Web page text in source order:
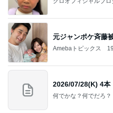
元ジャンポケ斉藤
Amebaトピックス
2026/07/28(K) 4本
何でかな？何でだろ？